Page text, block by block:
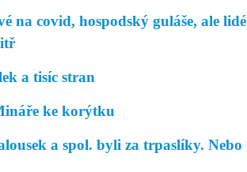
covid, hospodský guláše, ale lidé
a tisíc stran
ke korýtku
a spol. byli za trpaslíky. Nebo